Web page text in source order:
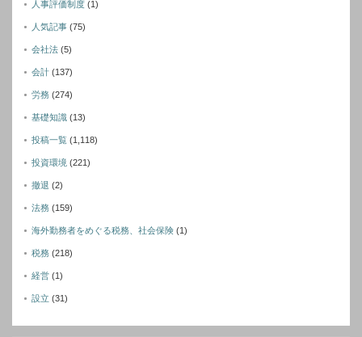
人事評価制度 (1)
人気記事 (75)
会社法 (5)
会計 (137)
労務 (274)
基礎知識 (13)
投稿一覧 (1,118)
投資環境 (221)
撤退 (2)
法務 (159)
海外勤務者をめぐる税務、社会保険 (1)
税務 (218)
経営 (1)
設立 (31)